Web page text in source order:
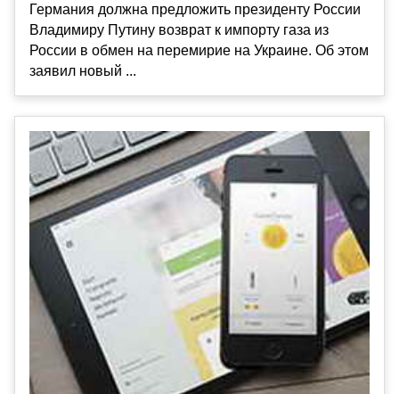
Германия должна предложить президенту России
Владимиру Путину возврат к импорту газа из
России в обмен на перемирие на Украине. Об этом
заявил новый ...